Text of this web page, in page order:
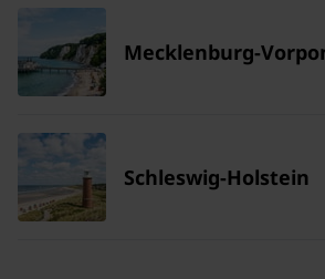
Mecklenburg-
Schleswig-Holstein